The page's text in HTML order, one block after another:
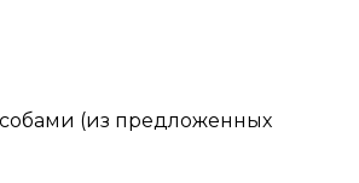
(из предложенных